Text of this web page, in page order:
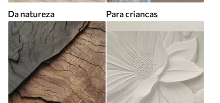
Da natureza Para criancas